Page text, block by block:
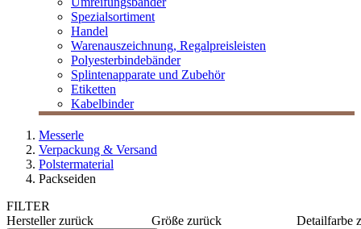
Spezialsortiment
Handel
Warenauszeichnung, Regalpreisleisten
Polyesterbindebänder
Splintenapparate und Zubehör
Etiketten
Kabelbinder
Messerle
Verpackung & Versand
Polstermaterial
Packseiden
FILTER
Herstellerzurück
Größe zurück
Detailfarbe